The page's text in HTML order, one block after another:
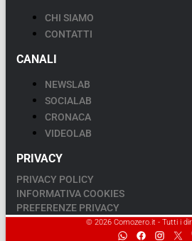
CHI SIAMO
CONTATTI
CANALI
NEWSLAB
SOCIALAB
CRONACA
VIDEOLAB
PRIVACY
PRIVACY POLICY
INFORMATIVA COOKIES
PREFERENZE PRIVACY
© 2026 Comozero.it - Tutti i